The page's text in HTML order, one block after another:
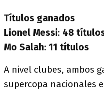
Títulos ganados
Lionel Messi: 48
Mo Salah: 11 títulos
A nivel clubes, ambos
supercopa nacionales